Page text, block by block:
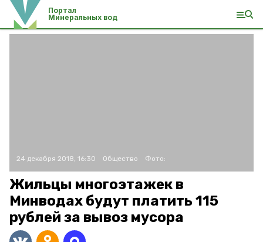
Портал
Минеральных вод
24 декабря 2018, 16:30 Общество Фото:
Жильцы многоэтажек в
Минводах будут платить 115
рублей за вывоз мусора